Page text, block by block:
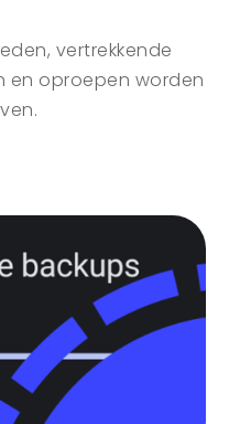
vertrekkende
en oproepen worden